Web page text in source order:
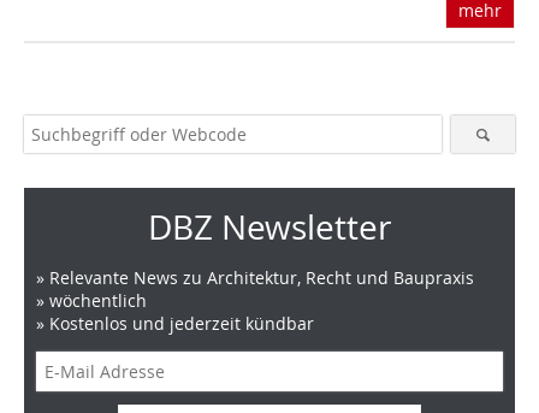
mehr
DBZ Newsletter
» Relevante News zu Architektur, Recht und Baupraxis
» wöchentlich
» Kostenlos und jederzeit kündbar